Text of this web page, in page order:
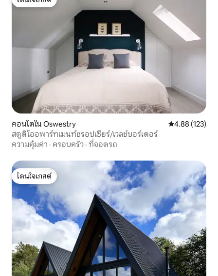
โดนใจเกสต์
คอนโดใน Oswestry คะแนนเฉลี่ย
4.88 (123)
สตูดิโออพาร์ทเมนท์ชรอปเชียร์/เวลช์บอร์เดอร์
ความคุ้มค่า · ครอบครัว · ที่จอดรถ
โดนใจเกสต์
โดนใจเกสต์